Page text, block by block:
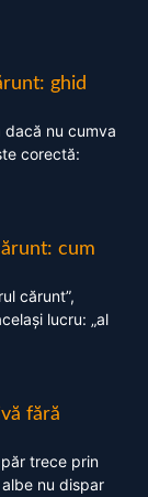
ghid
dacă nu cumva
corectă:
cum
cărunt”,
lucru: „al
fără
trece prin
nu dispar